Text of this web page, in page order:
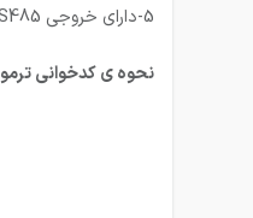
5-دارای خروجی RS485
نحوه ی کدخوانی